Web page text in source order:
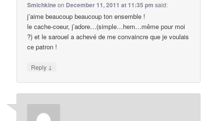
Smichkineon December 11, 2011 at 11:35 pm said:
j’aime beaucoup beaucoup ton ensemble !
le cache-coeur, j’adore…(simple…hem…même pour moi
?) et le sarouel a achevé de me convaincre que je voulais
ce patron !
Reply ↓